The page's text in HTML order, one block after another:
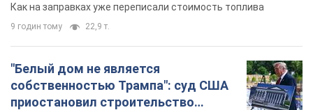
Как на заправках уже переписали стоимость топлива
9 годин тому 22,9 т.
"Белый дом не является
собственностью Трампа": суд США
приостановил строительство